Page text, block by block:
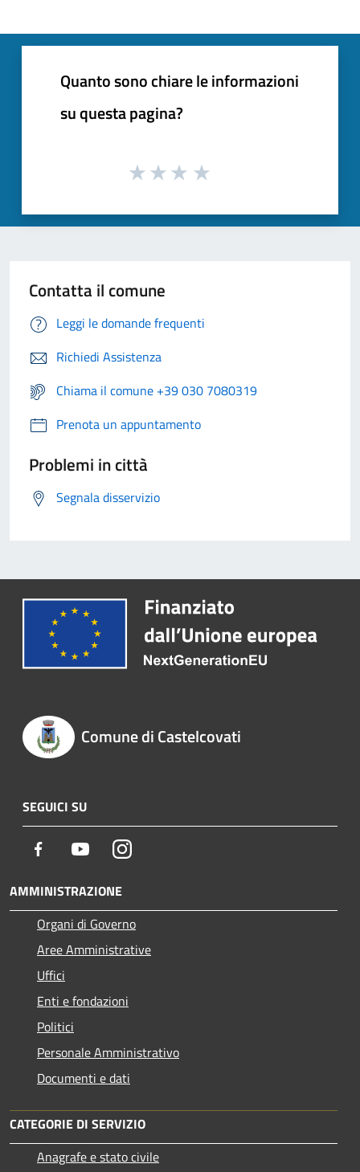
Quanto sono chiare le informazioni
su questa pagina?
Contatta il comune
Leggi le domande frequenti
Richiedi Assistenza
Chiama il comune +39 030 7080319
Prenota un appuntamento
Problemi in città
Segnala disservizio
Comune di Castelcovati
SEGUICI SU
Facebook YoutubeInstagram
AMMINISTRAZIONE
Organi di Governo
Aree Amministrative
Uffici
Enti e fondazioni
Politici
Personale Amministrativo
Documenti e dati
CATEGORIE DI SERVIZIO
Anagrafe e stato civile